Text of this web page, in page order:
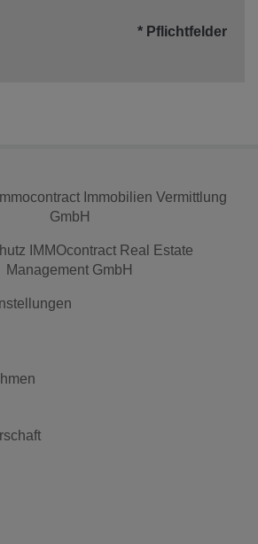
* Pflichtfelder
Immobilien Vermittlung
GmbH
IMMOcontract Real Estate
Management GmbH